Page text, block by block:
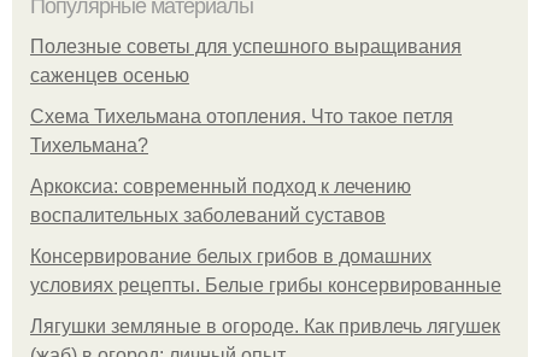
Популярные материалы
Полезные советы для успешного выращивания
саженцев осенью
Схема Тихельмана отопления. Что такое петля
Тихельмана?
Аркоксиа: современный подход к лечению
воспалительных заболеваний суставов
Консервирование белых грибов в домашних
условиях рецепты. Белые грибы консервированные
Лягушки земляные в огороде. Как привлечь лягушек